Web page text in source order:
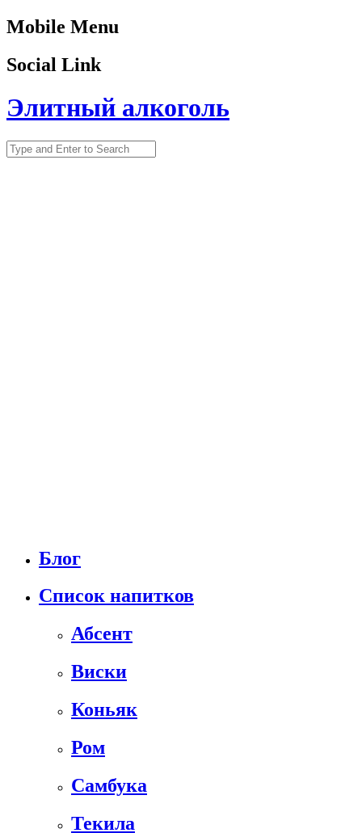
Mobile Menu
Social Link
Элитный алкоголь
Блог
Список напитков
Абсент
Виски
Коньяк
Ром
Самбука
Текила